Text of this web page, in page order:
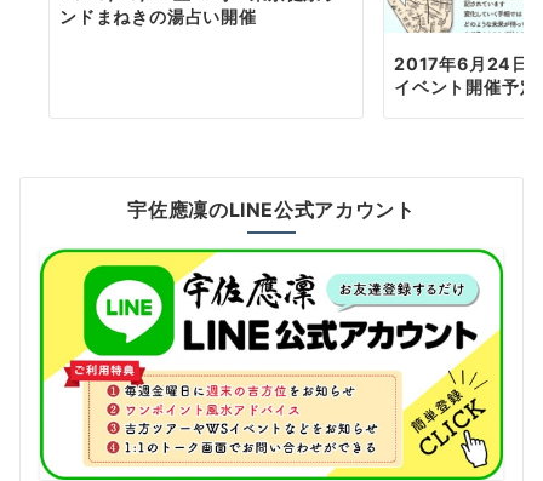
ンドまねきの湯占い開催
2017年6月24日(
イベント開催予
宇佐應凜のLINE公式アカウント